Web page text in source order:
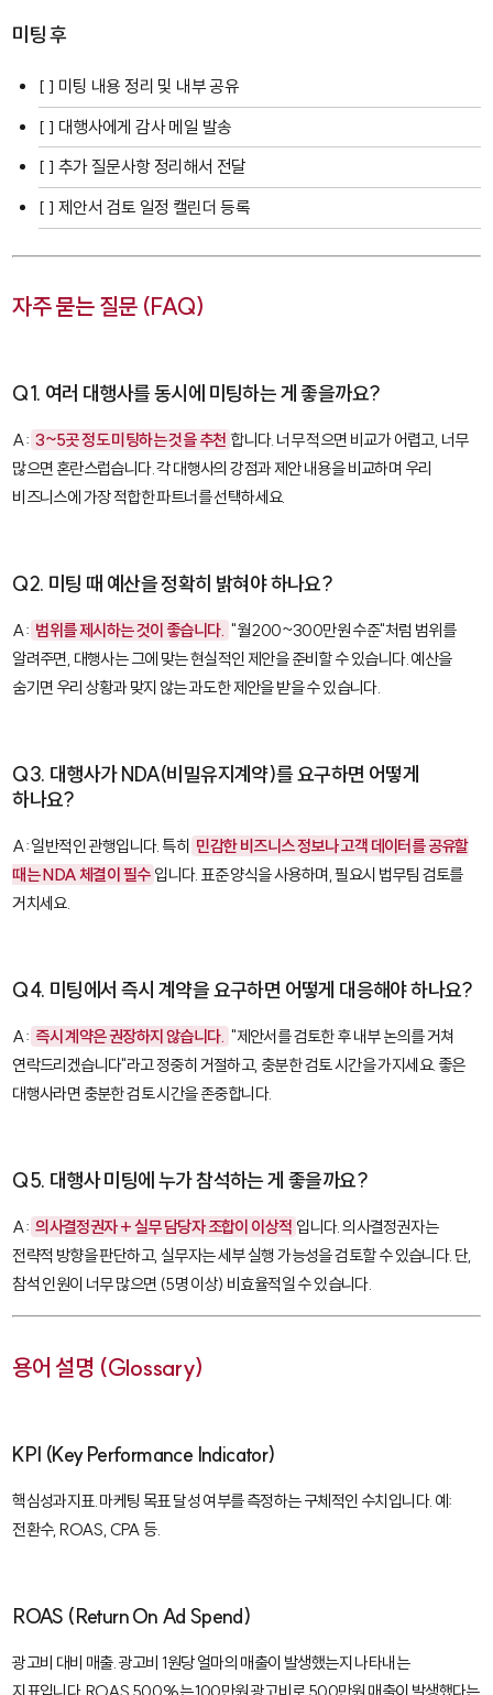
미팅 후
[ ] 미팅 내용 정리 및 내부 공유
[ ] 대행사에게 감사 메일 발송
[ ] 추가 질문사항 정리해서 전달
[ ] 제안서 검토 일정 캘린더 등록
자주 묻는 질문 (FAQ)
Q1. 여러 대행사를 동시에 미팅하는 게 좋을까요?
A: 3~5곳 정도 미팅하는 것을 추천 합니다. 너무 적으면 비교가 어렵고, 너무
많으면 혼란스럽습니다. 각 대행사의 강점과 제안 내용을 비교하며 우리
비즈니스에 가장 적합한 파트너를 선택하세요.
Q2. 미팅 때 예산을 정확히 밝혀야 하나요?
A: 범위를 제시하는 것이 좋습니다. "월 200~300만원 수준"처럼 범위를
알려주면, 대행사는 그에 맞는 현실적인 제안을 준비할 수 있습니다. 예산을
숨기면 우리 상황과 맞지 않는 과도한 제안을 받을 수 있습니다.
Q3. 대행사가 NDA(비밀유지계약)를 요구하면 어떻게
하나요?
A: 일반적인 관행입니다. 특히 민감한 비즈니스 정보나 고객 데이터를 공유할
때는 NDA 체결이 필수 입니다. 표준 양식을 사용하며, 필요시 법무팀 검토를
거치세요.
Q4. 미팅에서 즉시 계약을 요구하면 어떻게 대응해야 하나요?
A: 즉시 계약은 권장하지 않습니다. "제안서를 검토한 후 내부 논의를 거쳐
연락드리겠습니다"라고 정중히 거절하고, 충분한 검토 시간을 가지세요. 좋은
대행사라면 충분한 검토 시간을 존중합니다.
Q5. 대행사 미팅에 누가 참석하는 게 좋을까요?
A: 의사결정권자 + 실무 담당자 조합이 이상적 입니다. 의사결정권자는
전략적 방향을 판단하고, 실무자는 세부 실행 가능성을 검토할 수 있습니다. 단,
참석 인원이 너무 많으면 (5명 이상) 비효율적일 수 있습니다.
용어 설명 (Glossary)
KPI (Key Performance Indicator)
핵심성과지표. 마케팅 목표 달성 여부를 측정하는 구체적인 수치입니다. 예:
전환수, ROAS, CPA 등.
ROAS (Return On Ad Spend)
광고비 대비 매출. 광고비 1원당 얼마의 매출이 발생했는지 나타내는
지표입니다. ROAS 500%는 100만원 광고비로 500만원 매출이 발생했다는